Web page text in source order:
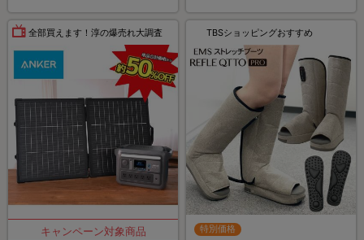
全部買えます！淳の爆売れ大調査 TBSショッピングおすすめ
特別価格